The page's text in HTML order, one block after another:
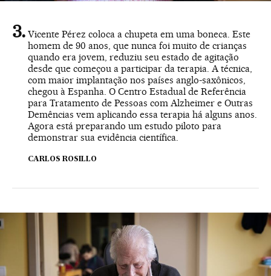
Vicente Pérez coloca a chupeta em uma boneca. Este
homem de 90 anos, que nunca foi muito de crianças
quando era jovem, reduziu seu estado de agitação
desde que começou a participar da terapia. A técnica,
com maior implantação nos países anglo-saxônicos,
chegou à Espanha. O Centro Estadual de Referência
para Tratamento de Pessoas com Alzheimer e Outras
Demências vem aplicando essa terapia há alguns anos.
Agora está preparando um estudo piloto para
demonstrar sua evidência científica.
CARLOS ROSILLO